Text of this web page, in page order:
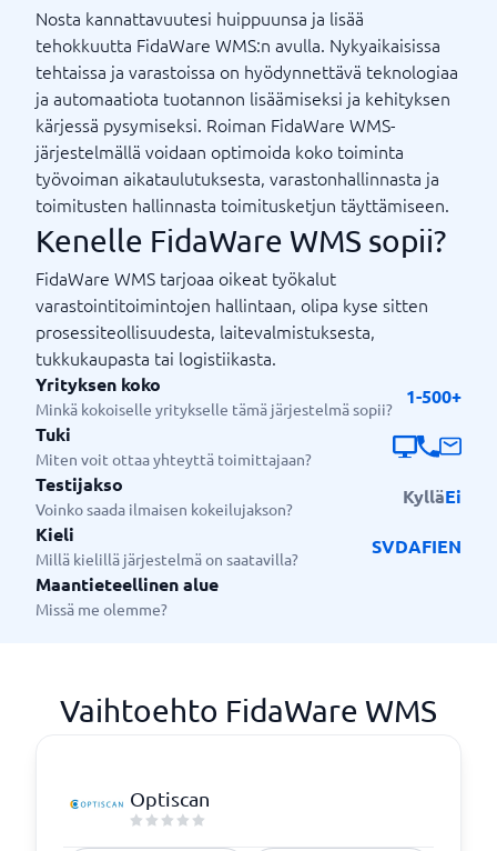
Nosta kannattavuutesi huippuunsa ja lisää
tehokkuutta FidaWare WMS:n avulla. Nykyaikaisissa
tehtaissa ja varastoissa on hyödynnettävä teknologiaa
ja automaatiota tuotannon lisäämiseksi ja kehityksen
kärjessä pysymiseksi. Roiman FidaWare WMS-
järjestelmällä voidaan optimoida koko toiminta
työvoiman aikataulutuksesta, varastonhallinnasta ja
toimitusten hallinnasta toimitusketjun täyttämiseen.
Kenelle FidaWare WMS sopii?
FidaWare WMS tarjoaa oikeat työkalut
varastointitoimintojen hallintaan, olipa kyse sitten
prosessiteollisuudesta, laitevalmistuksesta,
tukkukaupasta tai logistiikasta.
Yrityksen koko
Minkä kokoiselle yritykselle tämä järjestelmä sopii?
1-500+
Tuki
Miten voit ottaa yhteyttä toimittajaan?
Testijakso
Voinko saada ilmaisen kokeilujakson?
KylläEi
Kieli
Millä kielillä järjestelmä on saatavilla?
SVDAFIEN
Maantieteellinen alue
Missä me olemme?
Vaihtoehto FidaWare WMS
Optiscan